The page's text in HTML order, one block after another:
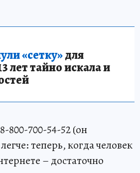
«сетку»для
лет тайно искала и
800-700-54-52 (он
теперь, когда человек
– достаточно